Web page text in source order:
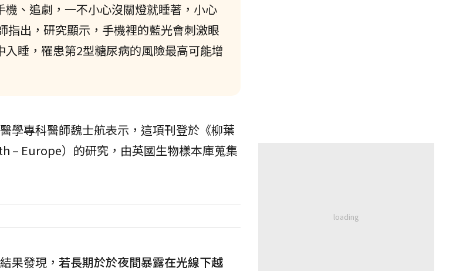
、追劇，一不小心沒關燈就睡著，小心
指出，研究顯示，手機裡的藍光會刺激眼
睡，罹患第2型糖尿病的風險最高可能增
學專科醫師魏士航表示，這項刊登於《柳葉
– Europe）的研究，由英國生物樣本庫蒐集
果發現， 若長期於於夜間暴露在光線下越